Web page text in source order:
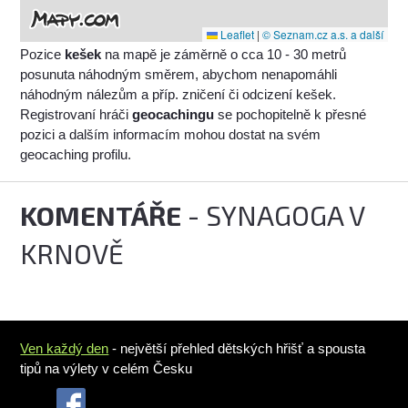
Leaflet | © Seznam.cz a.s. a další
Pozice kešek na mapě je záměrně o cca 10 - 30 metrů
posunuta náhodným směrem, abychom nenapomáhli
náhodným nálezům a příp. zničení či odcizení kešek.
Registrovaní hráčigeocachingu se pochopitelně k přesné
pozici a dalším informacím mohou dostat na svém
geocaching profilu.
KOMENTÁŘE - SYNAGOGA V
KRNOVĚ
Ven každý den - největší přehled dětských hřišť a spousta
tipů na výlety v celém Česku